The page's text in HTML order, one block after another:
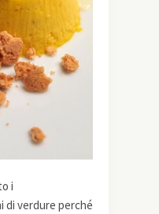
i
di verdure perché